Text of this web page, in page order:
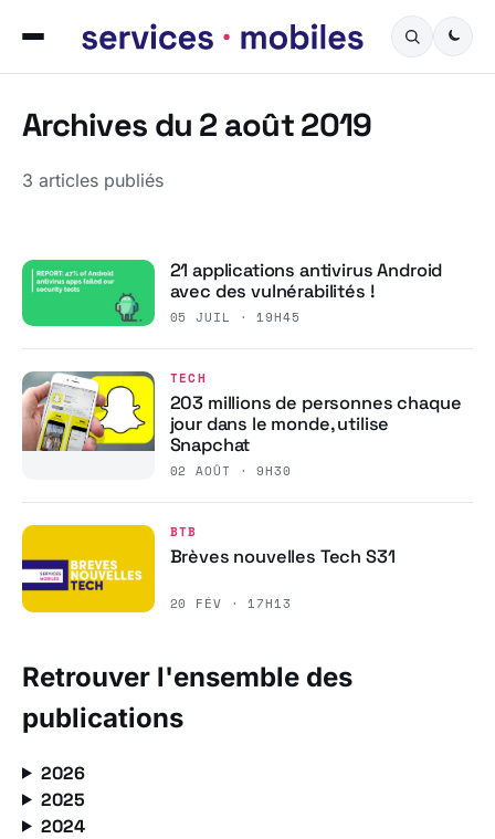
Archives du 2 août 2019
3 articles publiés
21 applications antivirus Android
avec des vulnérabilités !
05 JUIL · 19H45
TECH
203 millions de personnes chaque
jour dans le monde, utilise
Snapchat
02 AOÛT · 9H30
BTB
Brèves nouvelles Tech S31
20 FÉV · 17H13
Retrouver l'ensemble des
publications
2026
2025
2024